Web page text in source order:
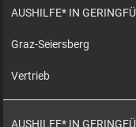
AUSHILFE* IN
Graz-Seiersberg
Vertrieb
AUSHILFE* IN